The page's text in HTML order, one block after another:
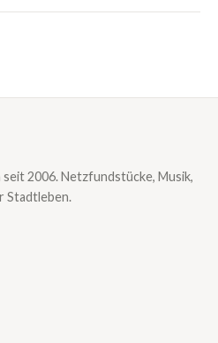
2006. Netzfundstücke, Musik,
Stadtleben.